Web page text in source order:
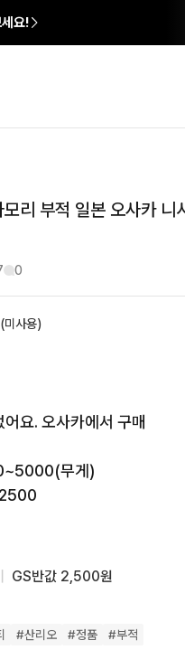
요!
리 부적 일본 오사카 니
0
미사용)
요. 오사카에서 구매
무게)
GS반값 2,500원
#산리오 #정품 #부적